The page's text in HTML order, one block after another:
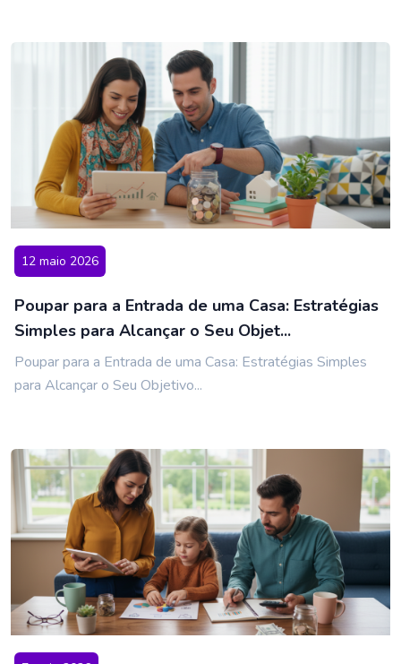
12 maio 2026
Poupar para a Entrada de uma Casa: Estratégias
Simples para Alcançar o Seu Objet...
Poupar para a Entrada de uma Casa: Estratégias Simples
para Alcançar o Seu Objetivo...